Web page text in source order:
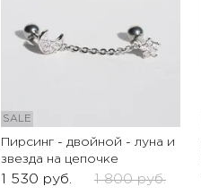
SALE
Пирсинг - двойной - луна и
звезда на цепочке
1 530 руб. 1 800 руб.